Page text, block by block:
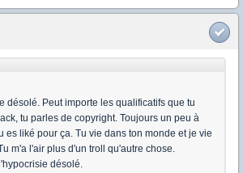
désolé. Peut importe les qualificatifs que tu
tu parles de copyright. Toujours un peu à
es liké pour ça. Tu vie dans ton monde et je vie
m'a l'air plus d'un troll qu'autre chose.
désolé.